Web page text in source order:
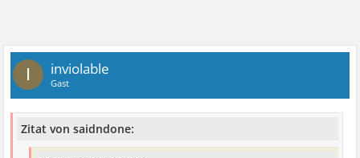
I inviolable
Gast
Zitat von saidndone: